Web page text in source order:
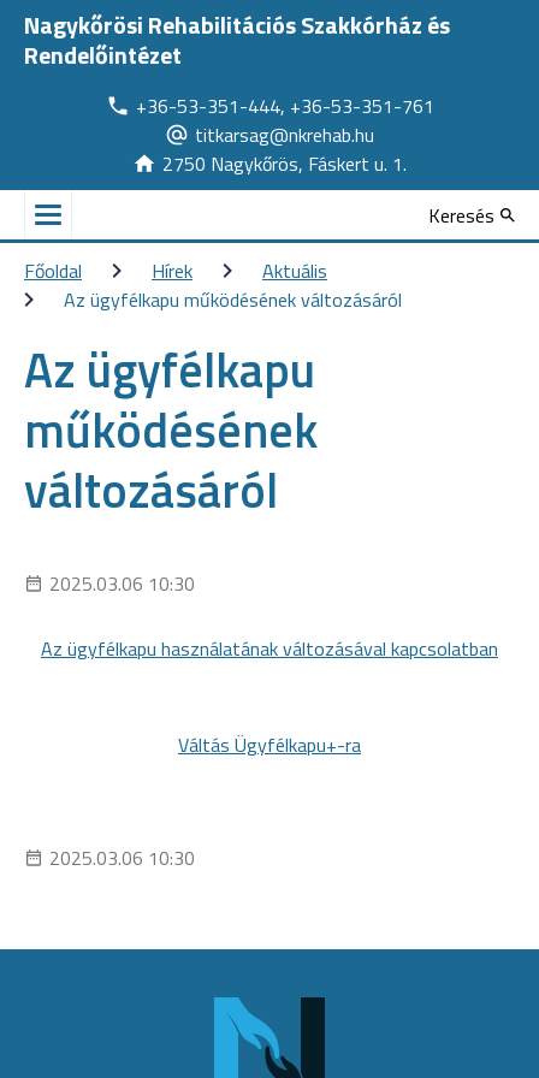
Nagykőrösi Rehabilitációs Szakkórház és
Rendelőintézet
+36-53-351-444, +36-53-351-761
titkarsag@nkrehab.hu
2750 Nagykőrös, Fáskert u. 1.
Keresés
Főoldal
Hírek
Aktuális
Az ügyfélkapu működésének változásáról
Az ügyfélkapu
működésének
változásáról
2025.03.06 10:30
Az ügyfélkapu használatának változásával kapcsolatban
Váltás Ügyfélkapu+-ra
2025.03.06 10:30